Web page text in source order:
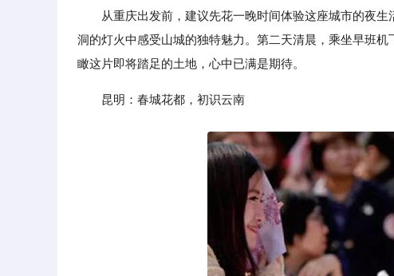
从重庆出发前，建议先花一晚时间体验这座城市的夜
洞的灯火中感受山城的独特魅力。第二天清晨，乘坐早班
瞰这片即将踏足的土地，心中已满是期待。
昆明：春城花都，初识云南